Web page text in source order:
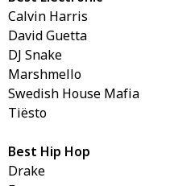
Calvin Harris
David Guetta
DJ Snake
Marshmello
Swedish House Mafia
Tiësto
Best Hip Hop
Drake